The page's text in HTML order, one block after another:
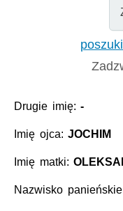
Drugie imię:-
Imię ojca:JOCHIM
Imię matki:
Nazwisko